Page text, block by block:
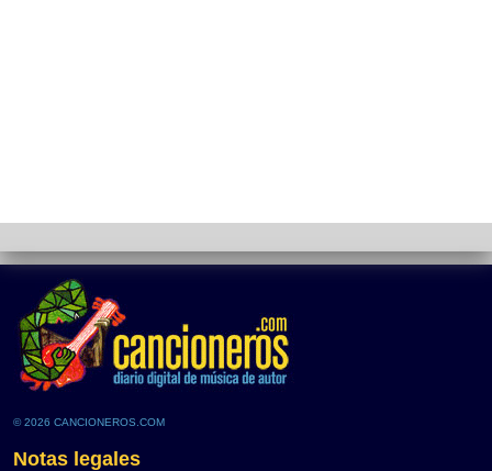
© 2026 CANCIONEROS.COM
Notas legales